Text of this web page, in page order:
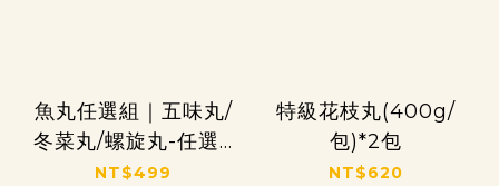
魚丸任選組｜五味丸/
冬菜丸/螺旋丸-任選3
包
NT$499
特級花枝丸(400g/
包)*2包
NT$620